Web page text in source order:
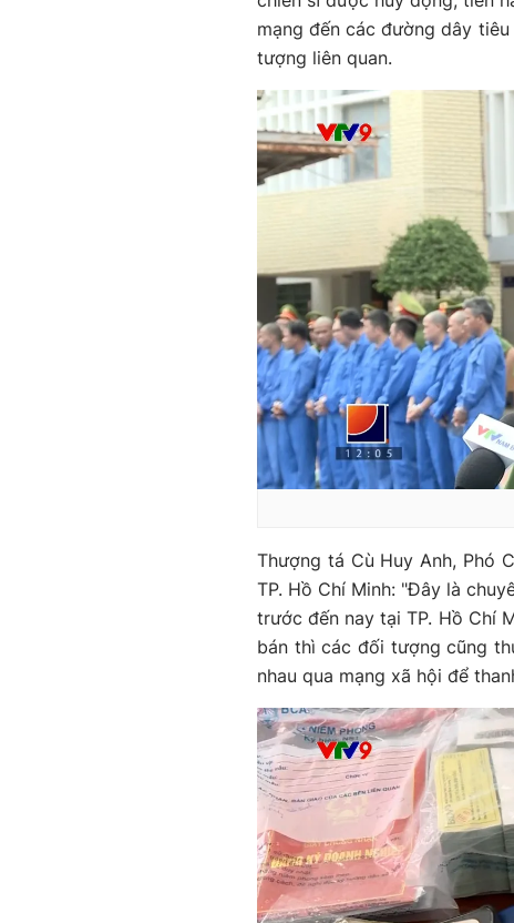
mạng đến các đường dây
tượng liên quan.
Thượng tá Cù Huy Anh, Phó
TP. Hồ Chí Minh: "Đây là
trước đến nay tại TP. Hồ Chí
bán thì các đối tượng cũng
nhau qua mạng xã hội để